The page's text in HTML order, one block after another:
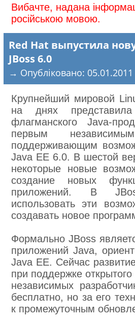
Вибачте, надана
російською мовою.
Red Hat выпустила
JBoss 6.0
→ Опубліковано: 05.01.2011
Крупнейший мировой
на днях
флагманского Java-
первым
поддерживающим
Java EE 6.0. В шестой
некоторые новые
создание новых
приложений. В
использовать эти
создавать новое
Формально JBoss
приложений Java,
Java EE. Сейчас
при поддержке
независимых
бесплатно, но за его
к промежуточным